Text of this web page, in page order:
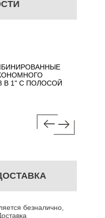
В 1" С ПОЛОСОЙ
безналично,